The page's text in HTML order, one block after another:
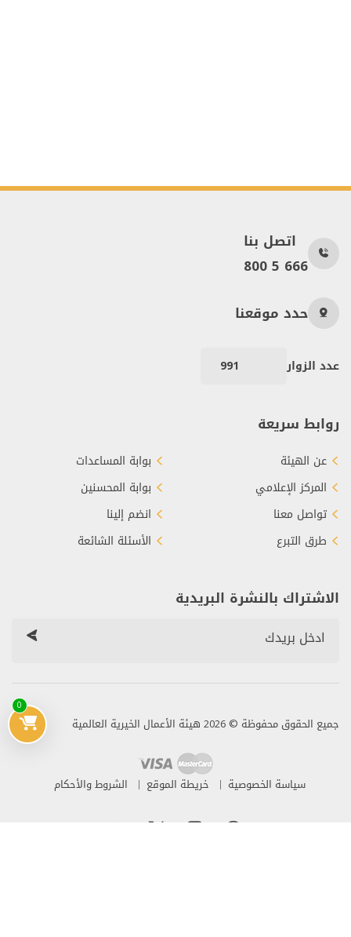
0
اتصل بنا
800 5 666
حدد موقعنا
عدد الزوار 991
روابط سريعة
عن الهيئة
المركز الإعلامي
تواصل معنا
طرق التبرع
بوابة المساعدات
بوابة المحسنين
انضم إلينا
الأسئلة الشائعة
الاشتراك بالنشرة البريدية
جميع الحقوق محفوظة © 2026 هيئة الأعمال الخيرية العالمية
سياسة الخصوصية خريطة الموقع الشروط والأحكام